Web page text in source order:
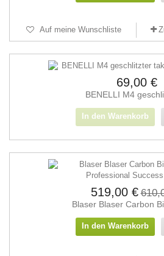
Auf meine Wunschliste
69,00 €
BENELLI M4
In den Warenkorb
519,00 €
Blaser Blaser Carbon
In den Warenkorb